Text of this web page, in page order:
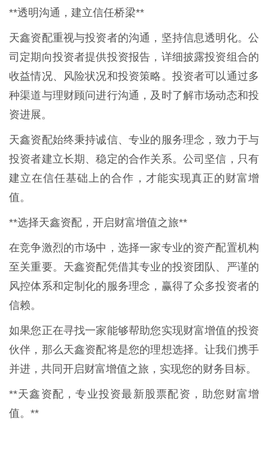
**透明沟通，建立信任桥梁**
天鑫资配重视与投资者的沟通，坚持信息透明化。公
司定期向投资者提供投资报告，详细披露投资组合的
收益情况、风险状况和投资策略。投资者可以通过多
种渠道与理财顾问进行沟通，及时了解市场动态和投
资进展。
天鑫资配始终秉持诚信、专业的服务理念，致力于与
投资者建立长期、稳定的合作关系。公司坚信，只有
建立在信任基础上的合作，才能实现真正的财富增
值。
**选择天鑫资配，开启财富增值之旅**
在竞争激烈的市场中，选择一家专业的资产配置机构
至关重要。天鑫资配凭借其专业的投资团队、严谨的
风控体系和定制化的服务理念，赢得了众多投资者的
信赖。
如果您正在寻找一家能够帮助您实现财富增值的投资
伙伴，那么天鑫资配将是您的理想选择。让我们携手
并进，共同开启财富增值之旅，实现您的财务目标。
**天鑫资配，专业投资最新股票配资，助您财富增
值。**